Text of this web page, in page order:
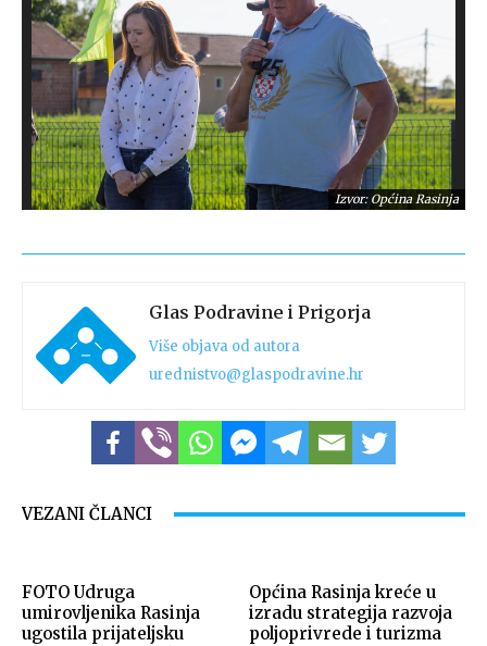
Izvor: Općina Rasinja
Glas Podravine i Prigorja
Više objava od autora
urednistvo@glaspodravine.hr
VEZANI ČLANCI
FOTO Udruga
umirovljenika Rasinja
ugostila prijateljsku
Općina Rasinja kreće u
izradu strategija razvoja
poljoprivrede i turizma